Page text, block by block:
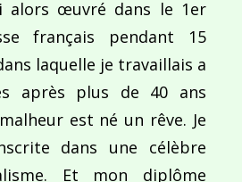
alors œuvré dans le 1er
français pendant 15
laquelle je travaillais a
après plus de 40 ans
malheur est né un rêve. Je
dans une célèbre
Et mon diplôme